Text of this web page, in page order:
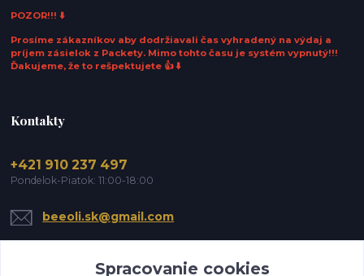
POZOR!!! ⬇️
Prosíme zákazníkov aby dodržiavali čas vyhradený na výdaj a
príjem zásielok z Packety. Mimo tohto času je systém vypnutý!!!
Ďakujeme, že to rešpektujete 👍 ⬇️
Kontakty
+421 910 237 497
Pondelok-Piatok: 11:00-18:00
beeoli.sk@gmail.com
Spracovanie cookies